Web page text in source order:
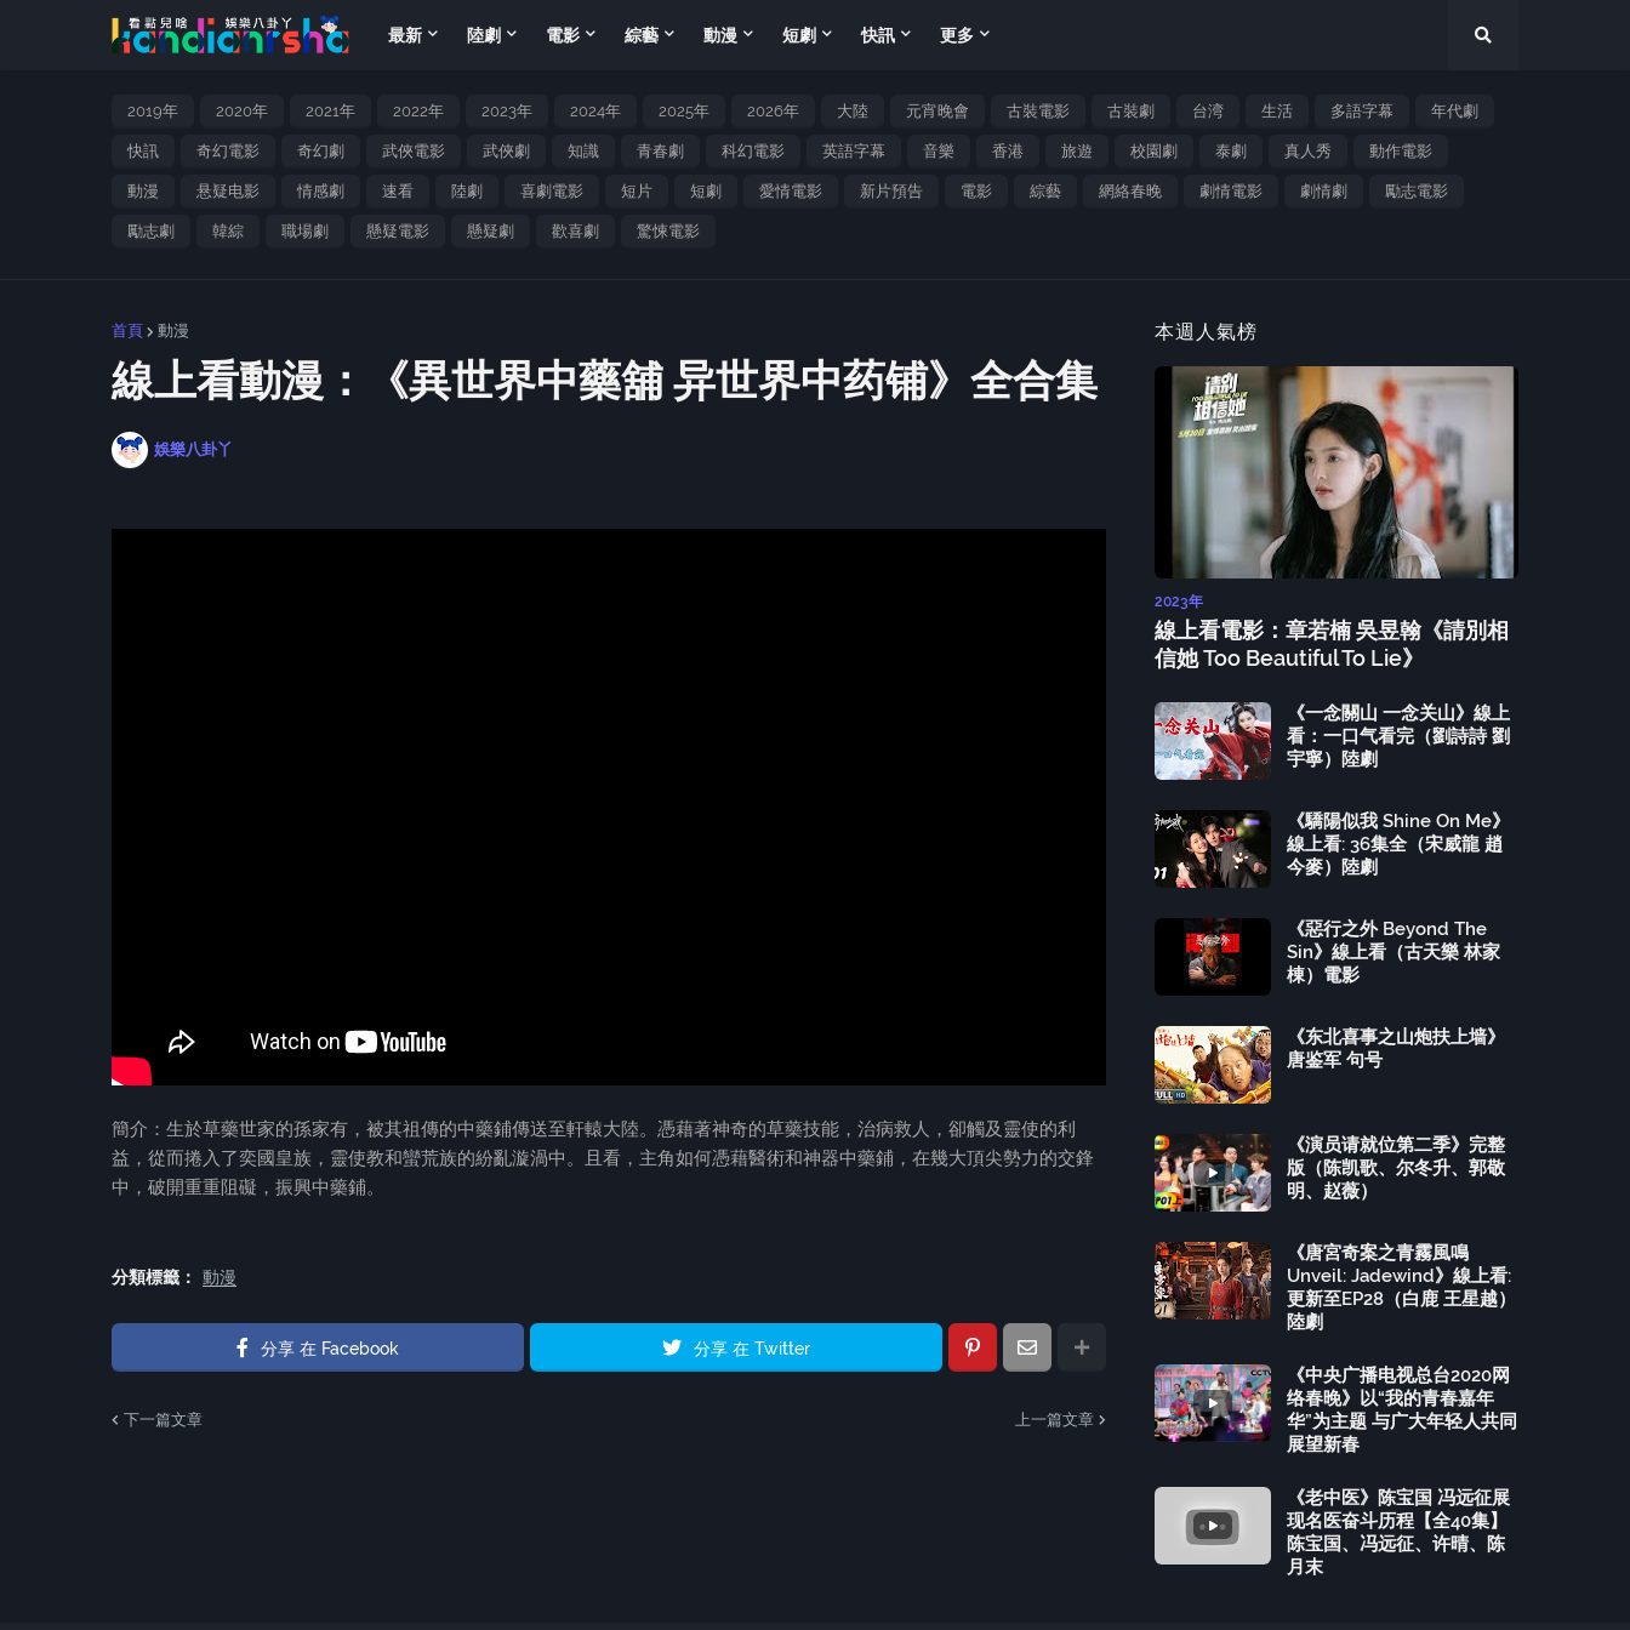
最新 陸劇 電影 綜藝 動漫 短劇 快訊 更多
2019年 2020年 2021年 2022年 2023年 2024年 2025年 2026年 大陸 元宵晚會 古裝電影 古裝劇 台湾 生活 多語字幕 年代劇
快訊 奇幻電影 奇幻劇 武俠電影 武俠劇 知識 青春劇 科幻電影 英語字幕 音樂 香港 旅遊 校園劇 泰劇 真人秀 動作電影
動漫 悬疑电影 情感劇 速看 陸劇 喜劇電影 短片 短劇 愛情電影 新片預告 電影 綜藝 網絡春晚 劇情電影 劇情劇 勵志電影
勵志劇 韓綜 職場劇 懸疑電影 懸疑劇 歡喜劇 驚悚電影
首頁 動漫
線上看動漫：《異世界中藥舖 异世界中药铺》全合集
娛樂八卦丫
簡介：生於草藥世家的孫家有，被其祖傳的中藥鋪傳送至軒轅大陸。憑藉著神奇的草藥技能，治病救人，卻觸及靈使的利
益，從而捲入了奕國皇族，靈使教和蠻荒族的紛亂漩渦中。且看，主角如何憑藉醫術和神器中藥鋪，在幾大頂尖勢力的交鋒
中，破開重重阻礙，振興中藥鋪。
分類標籤： 動漫
分享 在 Facebook 分享 在 Twitter
下一篇文章 上一篇文章
本週人氣榜
2023年
線上看電影：章若楠 吳昱翰《請別相
信她 Too Beautiful To Lie》
《一念關山 一念关山》線上
看：一口气看完（劉詩詩 劉
宇寧）陸劇
《驕陽似我 Shine On Me》
線上看: 36集全（宋威龍 趙
今麥）陸劇
《惡行之外 Beyond The
Sin》線上看（古天樂 林家
棟）電影
《东北喜事之山炮扶上墙》
唐鉴军 句号
《演员请就位第二季》完整
版（陈凯歌、尔冬升、郭敬
明、赵薇）
《唐宮奇案之青霧風鳴
Unveil: Jadewind》線上看:
更新至EP28（白鹿 王星越）
陸劇
《中央广播电视总台2020网
络春晚》以“我的青春嘉年
华”为主题 与广大年轻人共同
展望新春
《老中医》陈宝国 冯远征展
现名医奋斗历程【全40集】
陈宝国、冯远征、许晴、陈
月末